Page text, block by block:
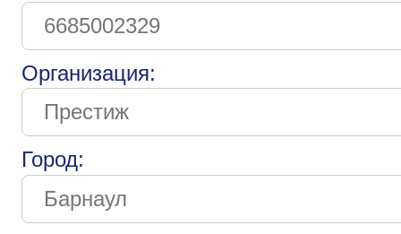
Организация:
Город: